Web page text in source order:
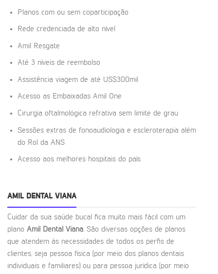
Planos com ou sem coparticipação
Rede credenciada de alto nível
Amil Resgate
Até 3 níveis de reembolso
Assistência viagem de até US$300mil
Acesso as Embaixadas Amil One
Cirurgia oftalmológica refrativa sem limite de grau
Sessões extras de fonoaudiologia e escleroterapia além
do Rol da ANS
Acesso aos melhores hospitais do país
AMIL DENTAL VIANA
Cuidar da sua saúde bucal fica muito mais fácil com um
plano Amil Dental Viana. São diversas opções de planos
que atendem às necessidades de todos os perfis de
clientes, seja pessoa física (por meio dos planos dentais
individuais e familiares) ou para pessoa jurídica (por meio